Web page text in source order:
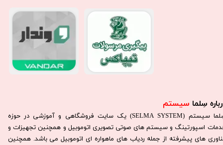
سِلما سیستم​​​​​​​
سِلما سيستم (SELMA SYSTEM) یک سایت فروشگاهی و آموزشی در حوزه
اسپورتینگ و سیستم های صوتی تصویری اتوموبیل و همچنین تجهیزات و
های پیشرفته از جمله ردیاب های ماهواره ای اتوموبیل می باشد. همچنين